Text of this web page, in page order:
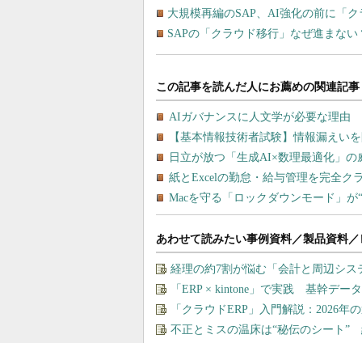
大規模再編のSAP、AI強化の前に「
SAPの「クラウド移行」なぜ進まな
あわせて読みたい事例資料／製品資料
経理の約7割が悩む「会計と周辺シ
「ERP × kintone」で実践 基幹デー
「クラウドERP」入門解説：2026年
不正とミスの温床は“秘伝のシート”